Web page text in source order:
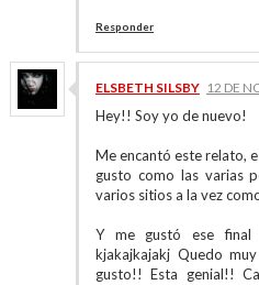
Responder
ELSBETH SILSBY 12 DE
Hey!! Soy yo de nuevo!
Me encantó este relato,
gusto como las varias
varios sitios a la vez
Y me gustó ese final
kjakajkajakj Quedo
gusto!! Esta genial!!